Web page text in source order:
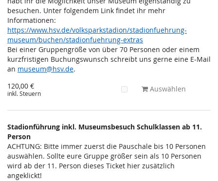
besuchen. Unter folgendem Link findet ihr mehr
Informationen:
https://www.hsv.de/volksparkstadion/stadionfuehrung-
museum/buchen/stadionfuehrung-extras
Bei einer Gruppengröße von über 70 Personen oder einem
kurzfristigen Buchungswunsch schreibt uns gerne eine E-Mail
an museum@hsv.de.
120,00 €
inkl. Steuern Auswählen
Stadionführung inkl. Museumsbesuch Schulklassen ab 11.
Person
ACHTUNG: Bitte immer zuerst die Pauschale bis 10 Personen
auswählen. Sollte eure Gruppe größer sein als 10 Personen
wird ab der 11. Person dieses Ticket hier zusätzlich
angeklickt!